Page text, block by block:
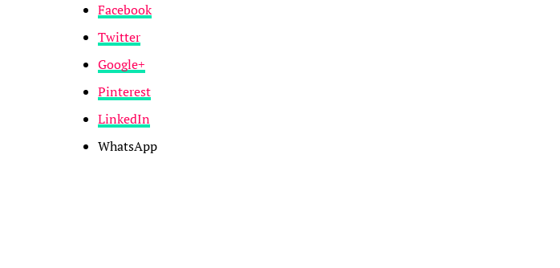
Facebook
Twitter
Google+
Pinterest
LinkedIn
WhatsApp